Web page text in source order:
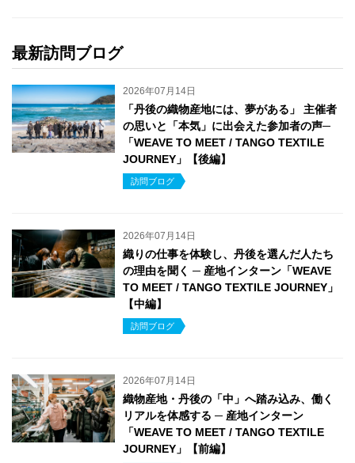
最新訪問ブログ
2026年07月14日
「丹後の織物産地には、夢がある」 主催者
の思いと「本気」に出会えた参加者の声─
「WEAVE TO MEET / TANGO TEXTILE
JOURNEY」【後編】
訪問ブログ
2026年07月14日
織りの仕事を体験し、丹後を選んだ人たち
の理由を聞く ─ 産地インターン「WEAVE
TO MEET / TANGO TEXTILE JOURNEY」
【中編】
訪問ブログ
2026年07月14日
織物産地・丹後の「中」へ踏み込み、働く
リアルを体感する ─ 産地インターン
「WEAVE TO MEET / TANGO TEXTILE
JOURNEY」【前編】